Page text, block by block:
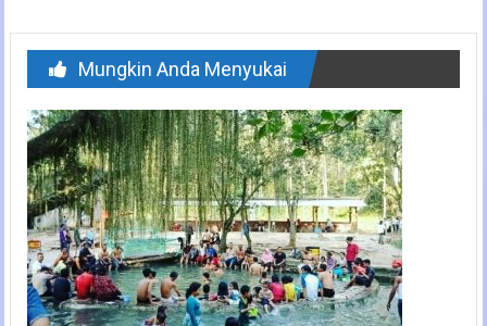
Mungkin Anda Menyukai